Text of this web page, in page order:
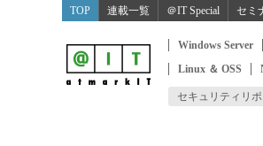
TOP 連載一覧 ＠IT Special セミ
Windows Server
Linux ＆ OSS
セキュリティリ